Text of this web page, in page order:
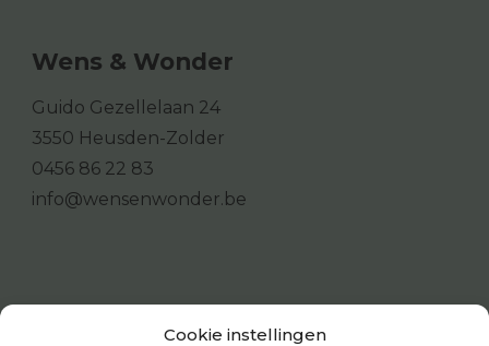
Cookie instellingen
Wens & Wonder
Guido Gezellelaan 24
3550 Heusden-Zolder
0456 86 22 83
info@wensenwonder.be